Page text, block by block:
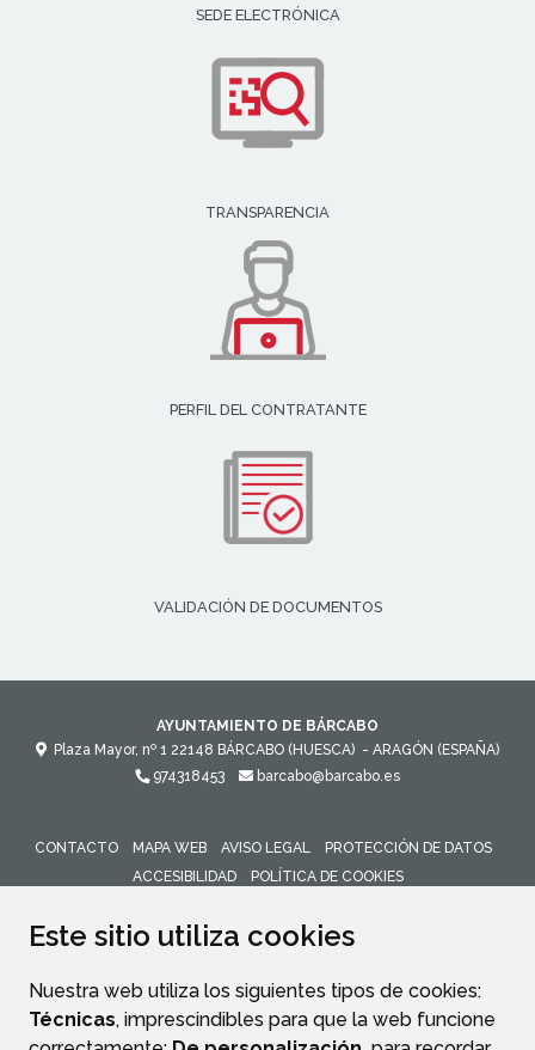
Este sitio utiliza cookies
Nuestra web utiliza los siguientes tipos de cookies:
Técnicas, imprescindibles para que la web funcione
SEDE ELECTRÓNICA
TRANSPARENCIA
PERFIL DEL CONTRATANTE
VALIDACIÓN DE DOCUMENTOS
AYUNTAMIENTO DE BÁRCABO
Plaza Mayor, nº 1 22148 BÁRCABO (HUESCA) - ARAGÓN (ESPAÑA)
974318453
barcabo@barcabo.es
CONTACTO MAPA WEB AVISO LEGAL
PROTECCIÓN DE DATOS
ACCESIBILIDAD
POLÍTICA DE COOKIES